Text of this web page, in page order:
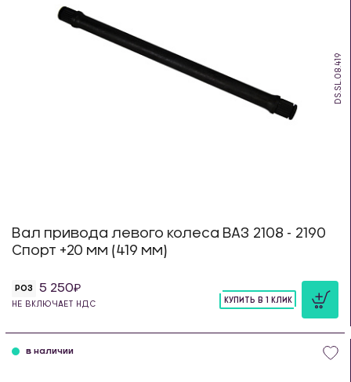
DS.SL.08.419
Вал привода левого колеса ВАЗ 2108 - 2190
Спорт +20 мм (419 мм)
РОЗ 5 250
НЕ ВКЛЮЧАЕТ НДС
КУПИТЬ В 1 КЛИК
в наличии